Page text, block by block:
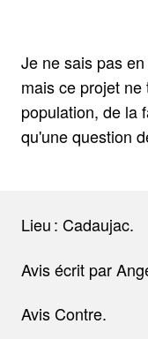
Je ne sais pas
mais ce projet
population, de la
qu'une question
Lieu : Cadaujac.
Avis écrit par
Avis Contre.